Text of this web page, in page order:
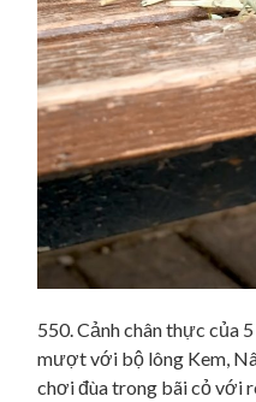
550. Cảnh chân thực của
mượt với bộ lông Kem,
chơi đùa trong bãi cỏ với